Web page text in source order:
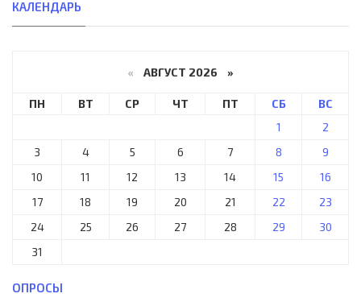
КАЛЕНДАРЬ
« АВГУСТ 2026 »
ПН ВТ СР ЧТ ПТ СБ
ВС
1
2
3
4 5 6 7 8
9
10
11 12 13 14 15
16
17
18 19 20 21 22
23
24
25 26 27 28 29
30
31
ОПРОСЫ